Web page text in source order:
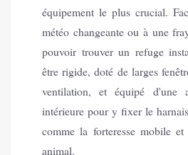
équipement le plus crucial.
météo changeante ou à une
pouvoir trouver un refuge
être rigide, doté de larges
ventilation, et équipé d'une
intérieure pour y fixer le
comme la forteresse mobile et
animal.